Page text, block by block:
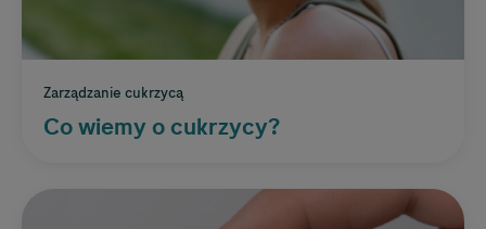
Zarządzanie cukrzycą
Co wiemy o cukrzycy?